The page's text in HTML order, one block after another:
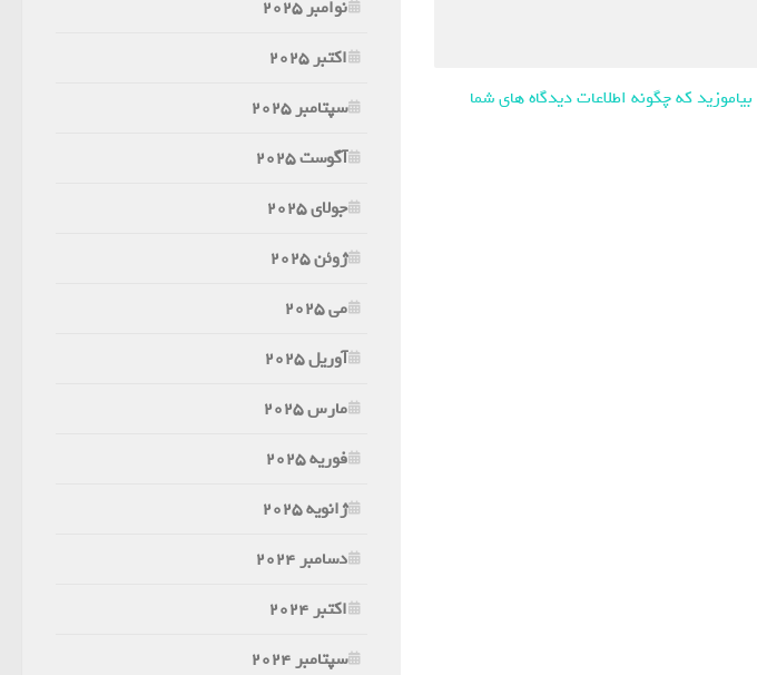
بیاموزید که چگونه اطلاعات دیدگاه های شما
نوامبر 2025
اکتبر 2025
سپتامبر 2025
آگوست 2025
جولای 2025
ژوئن 2025
می 2025
آوریل 2025
مارس 2025
فوریه 2025
ژانویه 2025
دسامبر 2024
اکتبر 2024
سپتامبر 2024